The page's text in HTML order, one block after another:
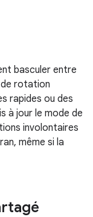
basculer entre
rotation
rapides ou des
à jour le mode de
involontaires
même si la